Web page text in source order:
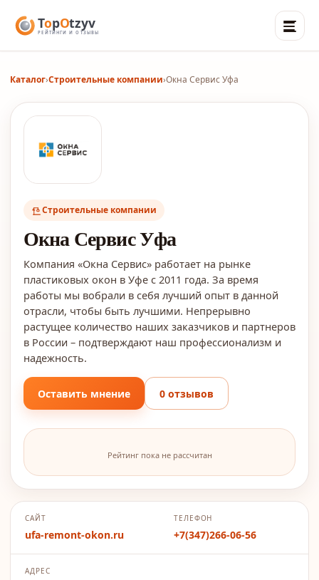
Каталог›Строительные компании›Окна Сервис Уфа
Строительные компании
Окна Сервис Уфа
Компания «Окна Сервис» работает на рынке
пластиковых окон в Уфе с 2011 года. За время
работы мы вобрали в себя лучший опыт в данной
отрасли, чтобы быть лучшими. Непрерывно
растущее количество наших заказчиков и партнеров
в России – подтверждают наш профессионализм и
надежность.
Оставить мнение 0 отзывов
Рейтинг пока не рассчитан
САЙТ
ufa-remont-okon.ru
ТЕЛЕФОН
+7(347)266-06-56
АДРЕС